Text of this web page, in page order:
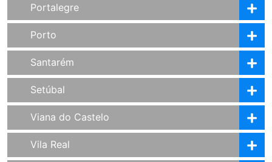
Portalegre
Porto
Santarém
Setúbal
Viana do Castelo
Vila Real